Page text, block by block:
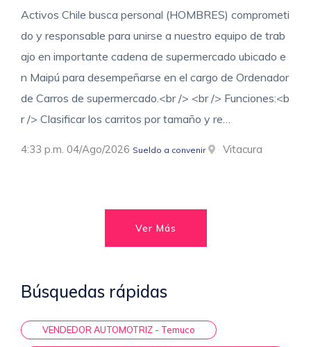
Activos Chile busca personal (HOMBRES) comprometi
do y responsable para unirse a nuestro equipo de trab
ajo en importante cadena de supermercado ubicado e
n Maipú para desempeñarse en el cargo de Ordenador
de Carros de supermercado.<br /> <br /> Funciones:<b
r /> Clasificar los carritos por tamaño y re…
4:33 p.m. 04/Ago/2026 Sueldo a convenir Vitacura
Ver Más
Búsquedas rápidas
VENDEDOR AUTOMOTRIZ - Temuco